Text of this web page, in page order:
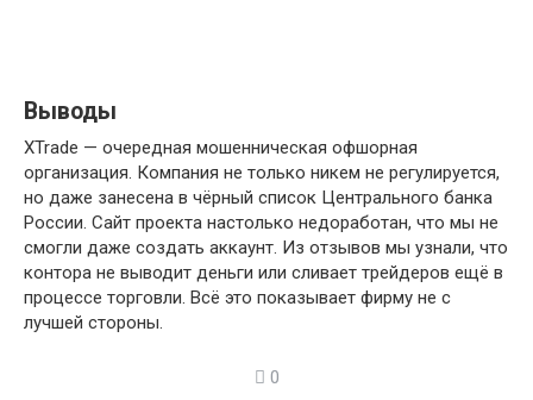
Выводы
XTrade — очередная мошенническая офшорная
организация. Компания не только никем не регулируется,
но даже занесена в чёрный список Центрального банка
России. Сайт проекта настолько недоработан, что мы не
смогли даже создать аккаунт. Из отзывов мы узнали, что
контора не выводит деньги или сливает трейдеров ещё в
процессе торговли. Всё это показывает фирму не с
лучшей стороны.
0